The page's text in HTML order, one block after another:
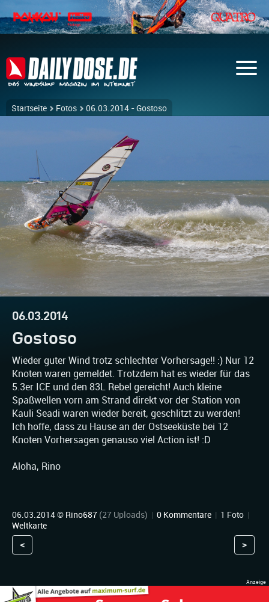
Startseite Fotos 06.03.2014 - Gostoso
06.03.2014
Gostoso
Wieder guter Wind trotz schlechter Vorhersage!! :) Nur 12
Knoten waren gemeldet. Trotzdem hat es wieder für das
5.3er ICE und den 83L Rebel gereicht! Auch kleine
Spaßwellen vorn am Strand direkt vor der Station von
Kauli Seadi waren wieder bereit, geschlitzt zu werden!
Ich hoffe, dass zu Hause an der Ostseeküste bei 12
Knoten Vorhersagen genauso viel Action ist! :D
Aloha, Rino
06.03.2014 © Rino687 (27 Uploads) | 0 Kommentare | 1 Foto |
Weltkarte
< >